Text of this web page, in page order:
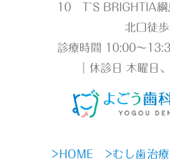
10 T`S BRIGHTIA綱
北口徒
診療時間 10:00～
｜休診日 木曜
>HOME >むし歯治